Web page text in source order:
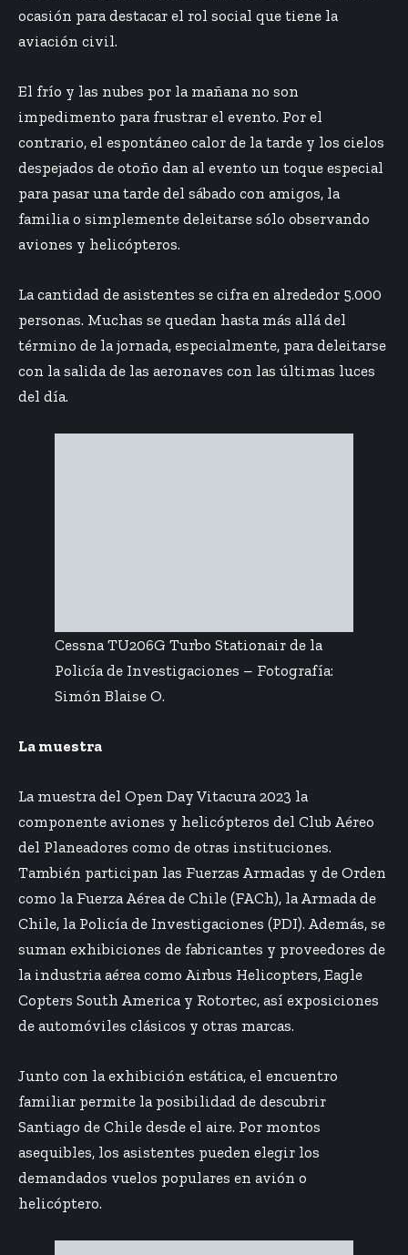
ocasión para destacar el rol social que tiene la
aviación civil.
El frío y las nubes por la mañana no son
impedimento para frustrar el evento. Por el
contrario, el espontáneo calor de la tarde y los cielos
despejados de otoño dan al evento un toque especial
para pasar una tarde del sábado con amigos, la
familia o simplemente deleitarse sólo observando
aviones y helicópteros.
La cantidad de asistentes se cifra en alrededor 5.000
personas. Muchas se quedan hasta más allá del
término de la jornada, especialmente, para deleitarse
con la salida de las aeronaves con las últimas luces
del día.
Cessna TU206G Turbo Stationair de la
Policía de Investigaciones – Fotografía:
Simón Blaise O.
La muestra
La muestra del Open Day Vitacura 2023 la
componente aviones y helicópteros del Club Aéreo
del Planeadores como de otras instituciones.
También participan las Fuerzas Armadas y de Orden
como la Fuerza Aérea de Chile (FACh), la Armada de
Chile, la Policía de Investigaciones (PDI). Además, se
suman exhibiciones de fabricantes y proveedores de
la industria aérea como Airbus Helicopters, Eagle
Copters South America y Rotortec, así exposiciones
de automóviles clásicos y otras marcas.
Junto con la exhibición estática, el encuentro
familiar permite la posibilidad de descubrir
Santiago de Chile desde el aire. Por montos
asequibles, los asistentes pueden elegir los
demandados vuelos populares en avión o
helicóptero.